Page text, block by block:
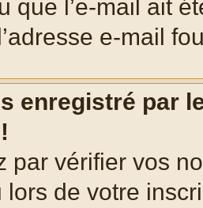
que l’e-mail ait
e-mail
enregistré par
par vérifier vos
lors de votre